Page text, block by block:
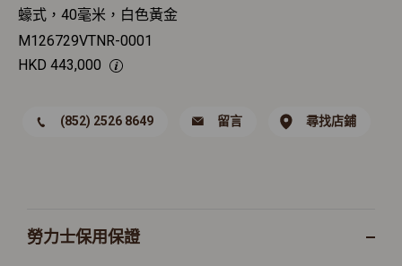
蠔式，40毫米，白色黃金
M126729VTNR-0001
HKD 443,000
(852) 2526 8649 留言 尋找店鋪
勞力士保用保證